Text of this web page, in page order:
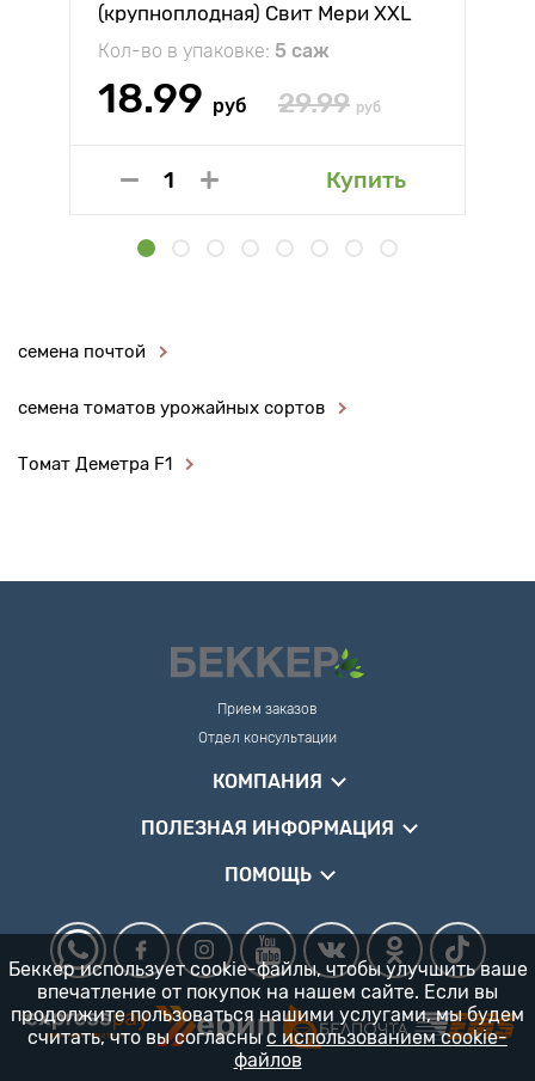
(крупноплодная) Свит Мери XXL
Кол-во в упаковке: 5 саж
18.99 руб 29.99 руб
Купить
семена почтой
семена томатов урожайных сортов
Томат Деметра F1
Прием заказов
Отдел консультации
КОМПАНИЯ
ПОЛЕЗНАЯ ИНФОРМАЦИЯ
ПОМОЩЬ
Беккер использует cookie-файлы, чтобы улучшить ваше
впечатление от покупок на нашем сайте. Если вы
продолжите пользоваться нашими услугами, мы будем
считать, что вы согласны с использованием cookie-
файлов